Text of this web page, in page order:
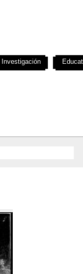
Investigación